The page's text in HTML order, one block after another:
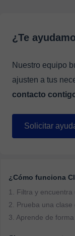
¿Te
Nuestro equipo
ajusten a tus
contacto
Solicitar
¿Cómo funciona
1. Filtra y encuentra
2. Prueba una clase
3. Aprende de